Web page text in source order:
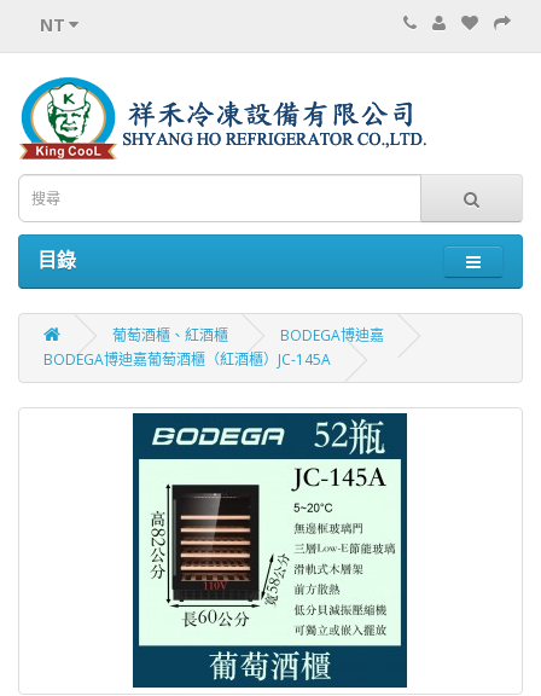
NT
目錄
葡萄酒櫃、紅酒櫃
BODEGA博迪嘉
BODEGA博迪嘉葡萄酒櫃（紅酒櫃）JC-145A